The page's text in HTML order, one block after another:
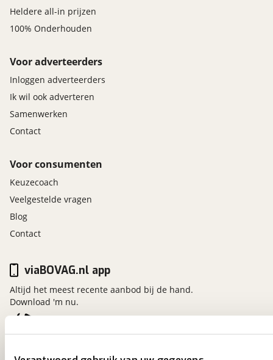
Heldere all-in prijzen
100% Onderhouden
Voor adverteerders
Inloggen adverteerders
Ik wil ook adverteren
Samenwerken
Contact
Voor consumenten
Keuzecoach
Veelgestelde vragen
Blog
Contact
viaBOVAG.nl app
Altijd het meest recente aanbod bij de hand.
Download 'm nu.